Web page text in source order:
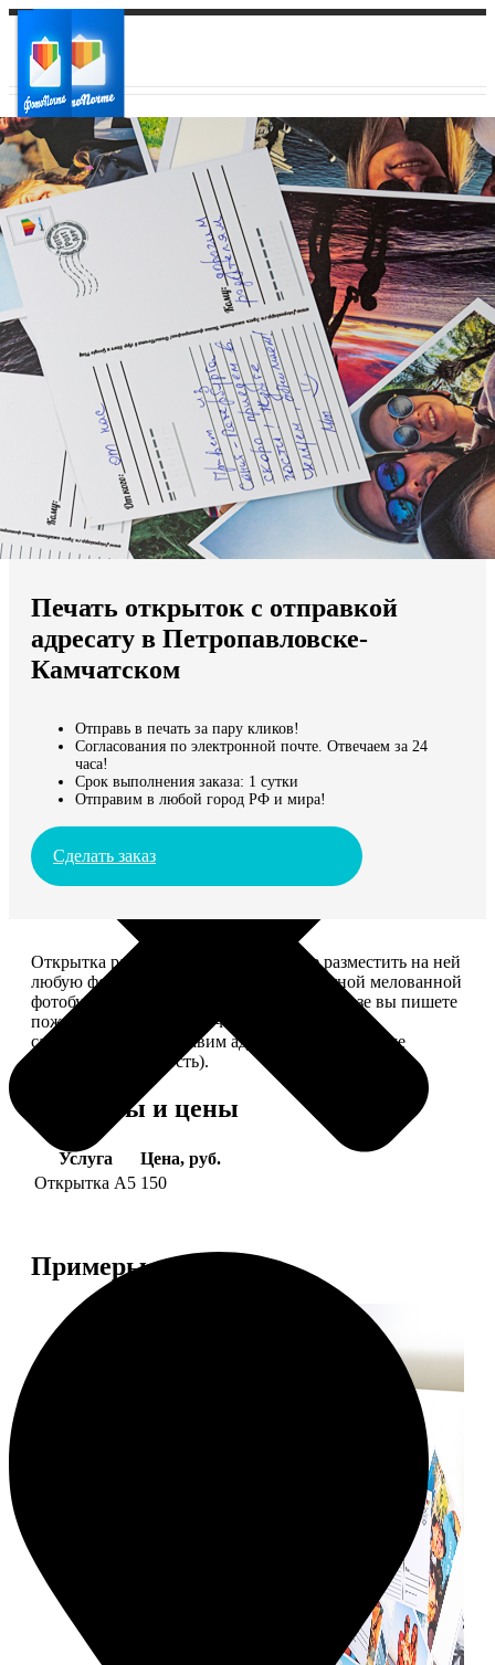
Ваш город:
Ваш регион доставки
Выберите из списка:
Мы доставляем по всему миру
Продолжить без города
Печать открыток с отправкой
адресату в Петропавловске-
Камчатском
Отправь в печать за пару кликов!
Согласования по электронной почте. Отвечаем за 24
часа!
Срок выполнения заказа: 1 сутки
Отправим в любой город РФ и мира!
Сделать заказ
Открытка размером 10*15, вы можете разместить на ней
любую фотографию. Печатается на плотной мелованной
фотобумаге плотностью 300 г/м2. При заказе вы пишете
пожелание, мы его напечатаем на открытке и
самостоятельно отправим адресату (доставка уже
включена в стоимость).
Форматы и цены
Услуга
Цена, руб.
Открытка А5 150
Примеры работ